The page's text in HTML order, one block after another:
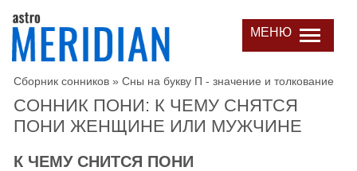
МЕНЮ
Сборник сонников » Сны на букву П - значение и толкование
СОННИК ПОНИ: К ЧЕМУ СНЯТСЯ
ПОНИ ЖЕНЩИНЕ ИЛИ МУЖЧИНЕ
К ЧЕМУ СНИТСЯ ПОНИ